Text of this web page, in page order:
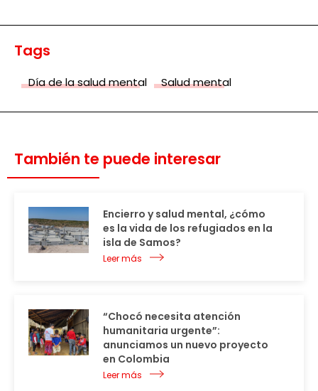
Tags
Día de la salud mental Salud mental
También te puede interesar
Encierro y salud mental, ¿cómo
es la vida de los refugiados en la
isla de Samos?
Leer más
“Chocó necesita atención
humanitaria urgente”:
anunciamos un nuevo proyecto
en Colombia
Leer más